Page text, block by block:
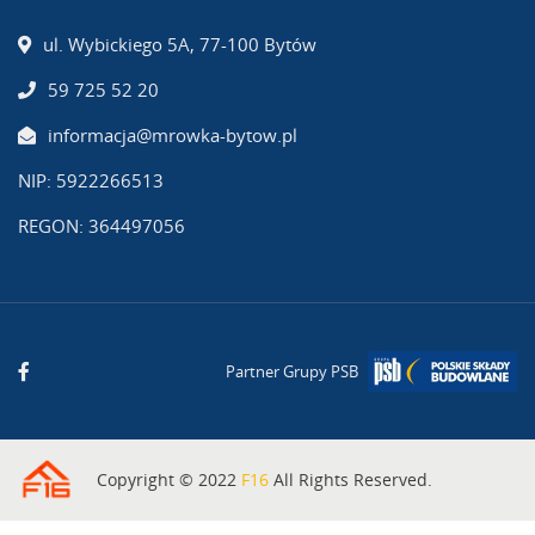
ul. Wybickiego 5A, 77-100 Bytów
59 725 52 20
informacja@mrowka-bytow.pl
NIP: 5922266513
REGON: 364497056
Partner Grupy PSB
Copyright © 2022 F16 All Rights Reserved.